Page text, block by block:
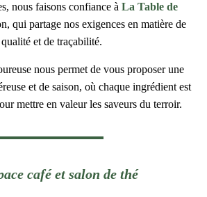
nous faisons confiance à La Table de
qui partage nos exigences en matière de
qualité et de traçabilité.
nous permet de vous proposer une
et de saison, où chaque ingrédient est
mettre en valeur les saveurs du terroir.
café et salon de thé